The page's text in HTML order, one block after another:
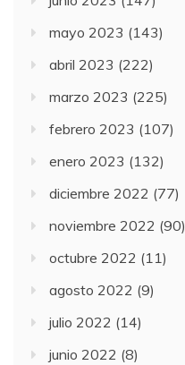
mayo 2023 (143)
abril 2023 (222)
marzo 2023 (225)
febrero 2023 (107)
enero 2023 (132)
diciembre 2022 (77)
noviembre 2022 (90)
octubre 2022 (11)
agosto 2022 (9)
julio 2022 (14)
junio 2022 (8)